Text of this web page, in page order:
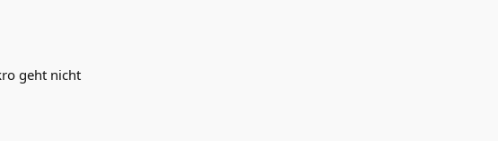
geht nicht